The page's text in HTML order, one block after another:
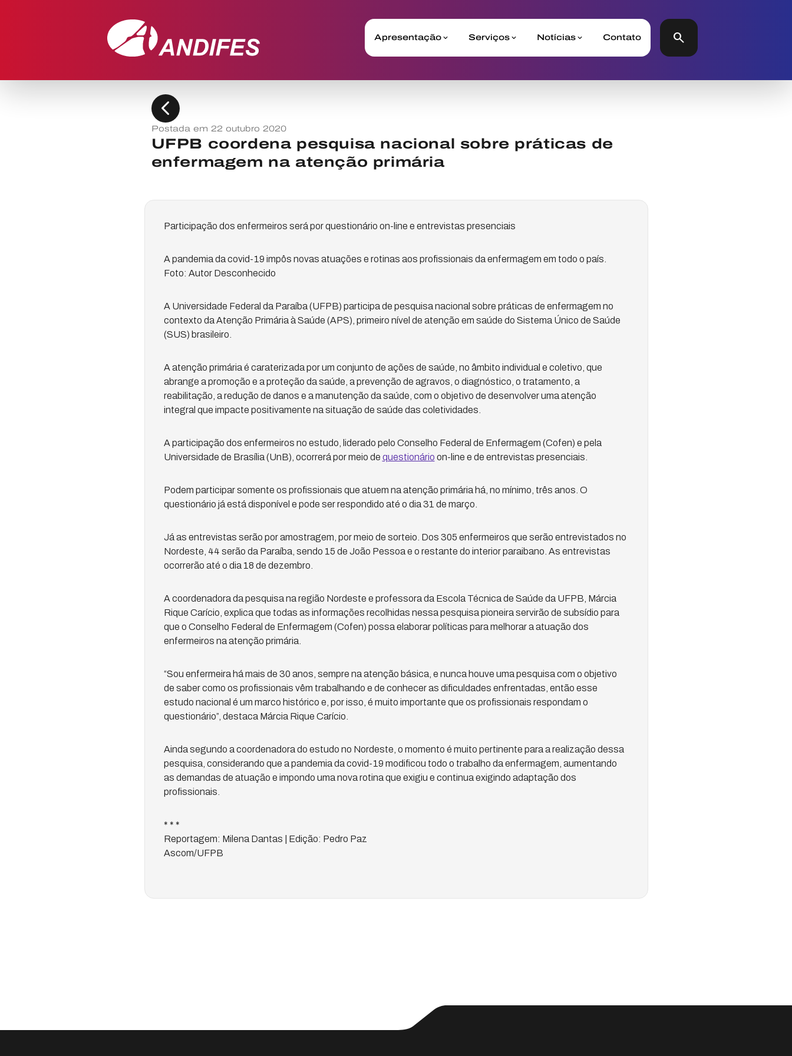
Apresentação Serviços Notícias Contato search
chevron_left
Postada em 22 outubro 2020
UFPB coordena pesquisa nacional sobre práticas de
enfermagem na atenção primária
Participação dos enfermeiros será por questionário on-line e entrevistas presenciais
A pandemia da covid-19 impôs novas atuações e rotinas aos profissionais da enfermagem em todo o país.
Foto: Autor Desconhecido
A Universidade Federal da Paraíba (UFPB) participa de pesquisa nacional sobre práticas de enfermagem no
contexto da Atenção Primária à Saúde (APS), primeiro nível de atenção em saúde do Sistema Único de Saúde
(SUS) brasileiro.
A atenção primária é caraterizada por um conjunto de ações de saúde, no âmbito individual e coletivo, que
abrange a promoção e a proteção da saúde, a prevenção de agravos, o diagnóstico, o tratamento, a
reabilitação, a redução de danos e a manutenção da saúde, com o objetivo de desenvolver uma atenção
integral que impacte positivamente na situação de saúde das coletividades.
A participação dos enfermeiros no estudo, liderado pelo Conselho Federal de Enfermagem (Cofen) e pela
Universidade de Brasília (UnB), ocorrerá por meio de questionário on-line e de entrevistas presenciais.
Podem participar somente os profissionais que atuem na atenção primária há, no mínimo, três anos. O
questionário já está disponível e pode ser respondido até o dia 31 de março.
Já as entrevistas serão por amostragem, por meio de sorteio. Dos 305 enfermeiros que serão entrevistados no
Nordeste, 44 serão da Paraíba, sendo 15 de João Pessoa e o restante do interior paraibano. As entrevistas
ocorrerão até o dia 18 de dezembro.
A coordenadora da pesquisa na região Nordeste e professora da Escola Técnica de Saúde da UFPB, Márcia
Rique Carício, explica que todas as informações recolhidas nessa pesquisa pioneira servirão de subsídio para
que o Conselho Federal de Enfermagem (Cofen) possa elaborar políticas para melhorar a atuação dos
enfermeiros na atenção primária.
“Sou enfermeira há mais de 30 anos, sempre na atenção básica, e nunca houve uma pesquisa com o objetivo
de saber como os profissionais vêm trabalhando e de conhecer as dificuldades enfrentadas, então esse
estudo nacional é um marco histórico e, por isso, é muito importante que os profissionais respondam o
questionário”, destaca Márcia Rique Carício.
Ainda segundo a coordenadora do estudo no Nordeste, o momento é muito pertinente para a realização dessa
pesquisa, considerando que a pandemia da covid-19 modificou todo o trabalho da enfermagem, aumentando
as demandas de atuação e impondo uma nova rotina que exigiu e continua exigindo adaptação dos
profissionais.
* * *
Reportagem: Milena Dantas | Edição: Pedro Paz
Ascom/UFPB